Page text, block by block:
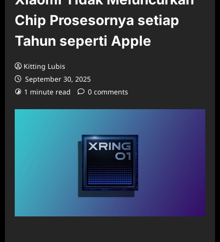
Chip Prosesornya setiap
Tahun seperti Apple
Kitting Lubis
September 30, 2025
1 minute read
0 comments